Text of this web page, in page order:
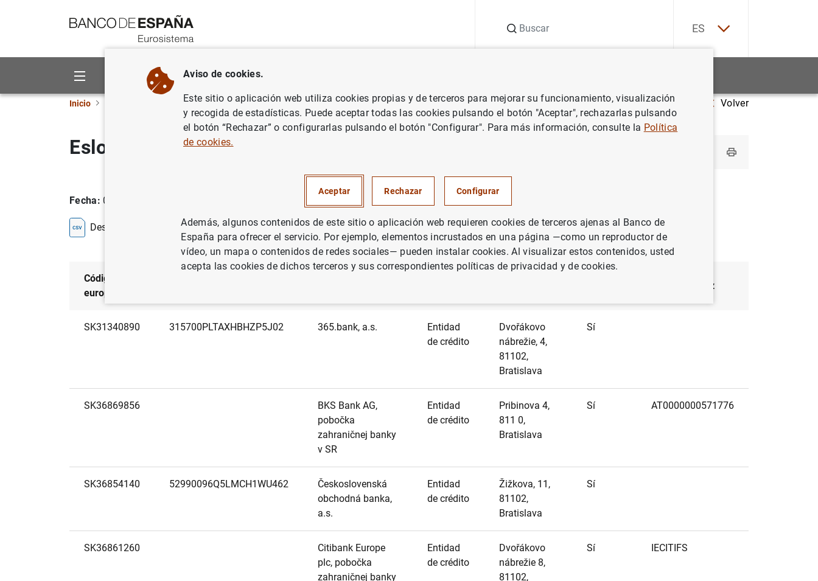
ES
Sobre el Banco Áreas de actuación
Inicio Clasificación de entidades Listas de instituciones financieras Listas de instituciones financieras monetarias (IFM) por país EslovaquiaVolver
Eslovaquia
Fecha: 07/08/2026
Descarga la lista en formato CSV
Código
europeo
Entidad matriz
SK31340890 315700PLTAXHBHZP5J02 365.bank, a.s.
Entidad
de crédito
Dvořákovo
nábrežie, 4,
81102,
Bratislava
Sí
SK36869856
BKS Bank AG,
pobočka
zahraničnej banky
v SR
Entidad
de crédito
Pribinova 4,
811 0,
Bratislava
Sí AT0000000571776
SK36854140 52990096Q5LMCH1WU462
Československá
obchodná banka,
a.s.
Entidad
de crédito
Žižkova, 11,
81102,
Bratislava
Sí
SK36861260
Citibank Europe
plc, pobočka
zahraničnej banky
Entidad
de crédito
Dvořákovo
nábrežie 8,
81102,
Sí IECITIFS
Aviso de cookies.
Este sitio o aplicación web utiliza cookies propias y de terceros para mejorar su funcionamiento, visualización
y recogida de estadísticas. Puede aceptar todas las cookies pulsando el botón "Aceptar", rechazarlas pulsando
el botón “Rechazar” o configurarlas pulsando el botón "Configurar". Para más información, consulte la Política
de cookies.
Aceptar Rechazar Configurar
Además, algunos contenidos de este sitio o aplicación web requieren cookies de terceros ajenas al Banco de
España para ofrecer el servicio. Por ejemplo, elementos incrustados en una página —como un reproductor de
vídeo, un mapa o contenidos de redes sociales— pueden instalar cookies. Al visualizar estos contenidos, usted
acepta las cookies de dichos terceros y sus correspondientes políticas de privacidad y de cookies.